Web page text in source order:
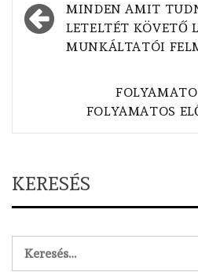
navigation
MINDEN AMIT
LETELTÉT KÖVETŐ
MUNKÁLTATÓI
FOLYAMATOS
KERESÉS